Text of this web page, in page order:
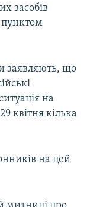
засобів
пунктом
заявляють, що
на
квітня кілька
на цей